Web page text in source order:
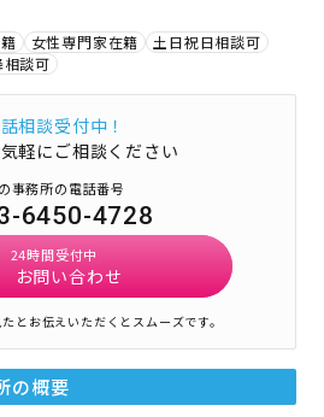
女性専門家在籍
土日祝日相談可
談可
相談受付中！
軽にご相談ください
事務所の電話番号
6450-4728
24時間受付中
お問い合わせ
とお伝えいただくとスムーズです。
の概要